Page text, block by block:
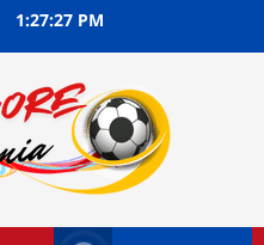
1:27:28 PM